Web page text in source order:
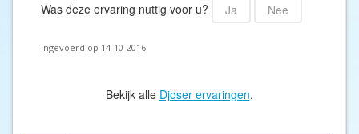
Was deze ervaring nuttig voor u?
Ja Nee
Ingevoerd op 14-10-2016
Bekijk alle Djoser ervaringen.